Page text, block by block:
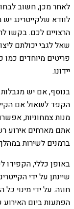
לאחר מכן, חשוב
לוודא שלקייטרינג
הרצויים לכם. בקשו
שאל לגבי יכולתם
פריטים מיוחדים
יידונו.
בנוסף, אם יש מגבלות
הקפד לשאול אם
מנות צמחוניות,
אתם מארחים אירוע
ברמנים לשירות
באופן כללי, הקפידו
שיינתן על ידי
חוזה. על ידי מינוי
הפתעות ביום